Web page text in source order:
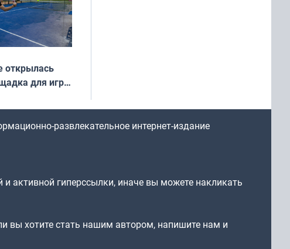
открылась
для игры
развлекательное интернет-издание
активной гиперссылки, иначе вы можете накликать
вы хотите стать нашим автором, напишите нам и